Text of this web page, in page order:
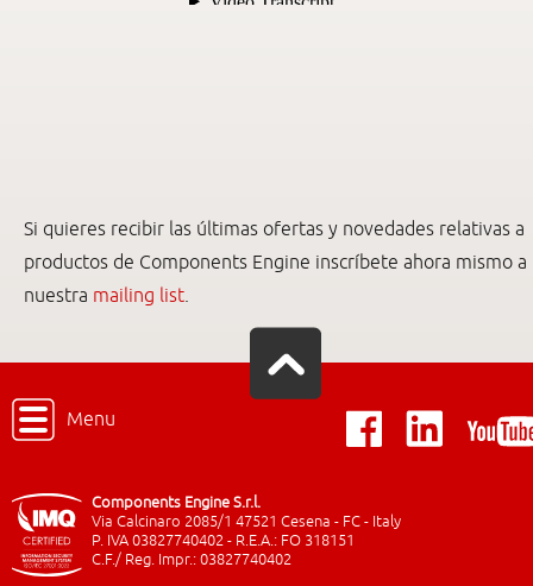
Si quieres recibir las últimas ofertas y novedades relativas a
productos de Components Engine inscríbete ahora mismo a
nuestra mailing list.
Menu
Components Engine S.r.l.
Via Calcinaro 2085/1 47521 Cesena - FC - Italy
P. IVA 03827740402 - R.E.A.: FO 318151
C.F./ Reg. Impr.: 03827740402